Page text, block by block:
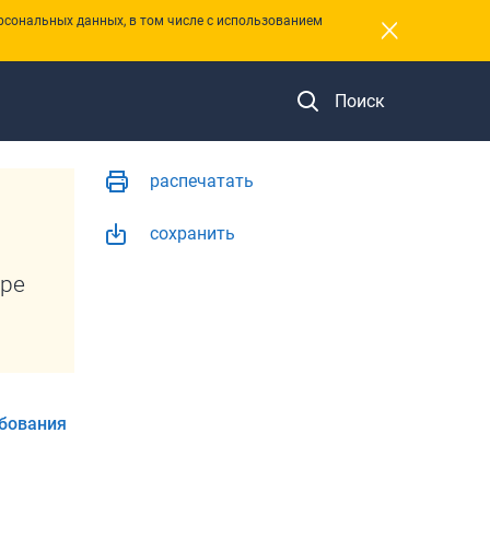
данных, в том числе с использованием
×
Поиск
распечатать
сохранить